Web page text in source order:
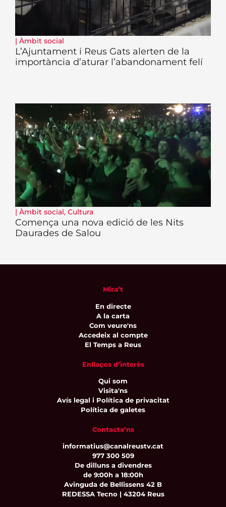
| Àmbit social
L’Ajuntament i Reus Gats alerten de la
importància d’aturar l’abandonament felí
| Àmbit social, Cultura
Comença una nova edició de les Nits
Daurades de Salou
Mira’t
En directe
A la carta
Com veure'ns
Accedeix al compte
El Temps a Reus
Enllaços d’interès
Qui som
Visita'ns
Avís legal i Política de privacitat
Política de galetes
Contacta’ns
informatius@canalreustv.cat
977 300 509
De dilluns a divendres
de 9:00h a 18:00h
Avinguda de Bellissens 42 B
REDESSA Tecno | 43204 Reus